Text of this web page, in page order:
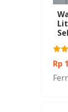
Rp